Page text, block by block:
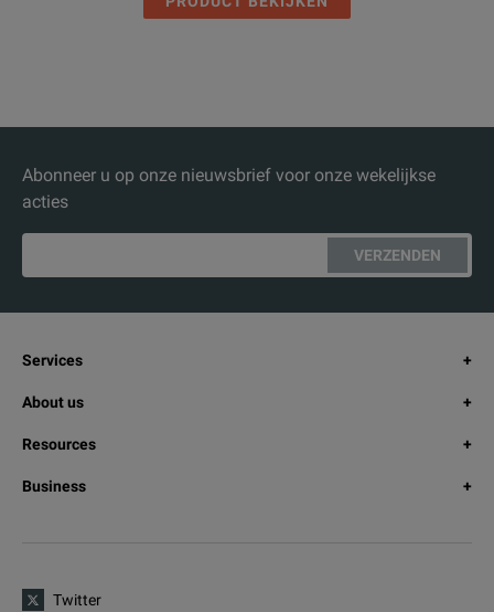
Abonneer u op onze nieuwsbrief voor onze wekelijkse
acties
VERZENDEN
Services
About us
Resources
Business
Twitter